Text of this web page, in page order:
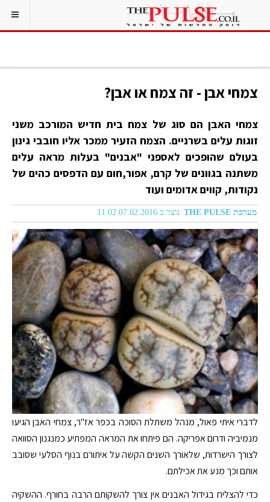
צמחי אבן - זה צמח או אבן?
צמחי האבן הם סוג של צמח בית חדיש המורכב משני
זוגות עלים בשרניים. הצמח הזעיר ממכר אליו חובבי גינון
בעולם שהופכים לאספני "אבנים" בעלות מראה עלים
משתנה בגוונים של קרם, אפור,חום עם הדפסים כהים של
נקודות, קווים אדומים ועוד
מערכת THE PULSE נוצר ב 07.02.2016 11:02
לדברי איתי פאול, מנהל משתלת הסוכה בכפר אז"ר, צמחי האבן הגיעו
מנמיביה ודרום אפריקה. הם פיתחו את המראה המפתיע כמנגנון הסוואה
לצורך הישרדות, שלאורך השנים הקשה על איתורם בנוף הסלעי שסובב
אותם וכך מנע את אכילתם.
כדי להצליח בגידול האבנים אין צורך להשקותם הרבה בחורף. ההשקיה